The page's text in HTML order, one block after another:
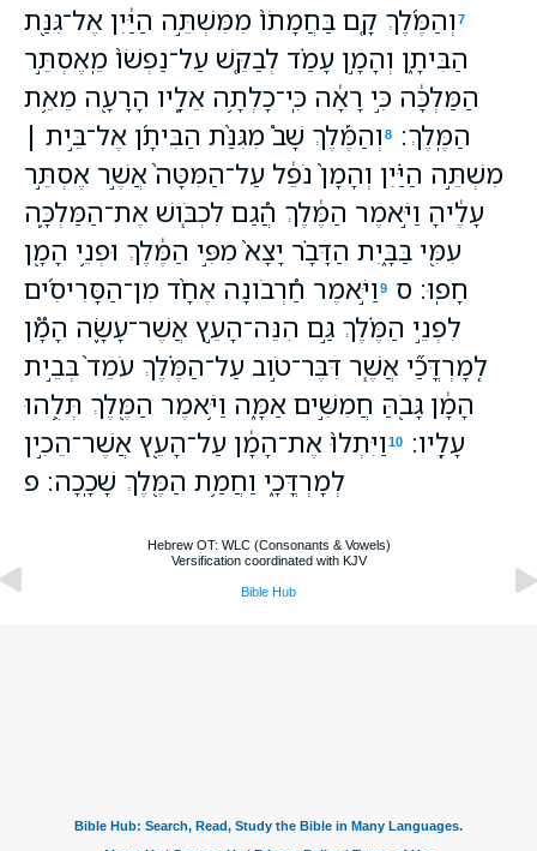
7 וְהַמֶּ֜לֶךְ קָ֤ם בַּחֲמָתֹו֙ מִמִּשְׁתֵּ֣ה הַיַּ֔יִן אֶל־גִּנַּ֖ת
הַבִּיתָ֑ן וְהָמָ֣ן עָמַ֗ד לְבַקֵּ֤שׁ עַל־נַפְשֹׁו֙ מֵֽאֶסְתֵּ֣ר
הַמַּלְכָּ֔ה כִּ֣י רָאָ֔ה כִּֽי־כָלְתָ֥ה אֵלָ֛יו הָרָעָ֖ה מֵאֵ֥ת
הַמֶּֽלֶךְ׃
8 וְהַמֶּ֡לֶךְ שָׁב֩ מִגִּנַּ֨ת הַבִּיתָ֜ן אֶל־בֵּ֣ית ׀
מִשְׁתֵּ֣ה הַיַּ֗יִן וְהָמָן֙ נֹפֵ֔ל עַל־הַמִּטָּה֙ אֲשֶׁ֣ר אֶסְתֵּ֣ר
עָלֶ֔יהָ וַיֹּ֣אמֶר הַמֶּ֔לֶךְ הֲ֠גַם לִכְבֹּ֧ושׁ אֶת־הַמַּלְכָּ֛ה
עִמִּ֖י בַּבָּ֑יִת הַדָּבָ֗ר יָצָא֙ מִפִּ֣י הַמֶּ֔לֶךְ וּפְנֵ֥י הָמָ֖ן
חָפֽוּ׃ ס
9 וַיֹּ֣אמֶר חַ֠רְבֹונָה אֶחָ֨ד מִן־הַסָּרִיסִ֜ים
לִפְנֵ֣י הַמֶּ֗לֶךְ גַּ֣ם הִנֵּה־הָעֵ֣ץ אֲשֶׁר־עָשָׂ֪ה הָמָ֟ן
לְֽמָרְדֳּכַ֞י אֲשֶׁ֧ר דִּבֶּר־טֹ֣וב עַל־הַמֶּ֗לֶךְ עֹמֵד֙ בְּבֵ֣ית
הָמָ֔ן גָּבֹ֖הַּ חֲמִשִּׁ֣ים אַמָּ֑ה וַיֹּ֥אמֶר הַמֶּ֖לֶךְ תְּלֻ֥הוּ
עָלָֽיו׃
10 וַיִּתְלוּ֙ אֶת־הָמָ֔ן עַל־הָעֵ֖ץ אֲשֶׁר־הֵכִ֣ין
לְמָרְדֳּכָ֑י וַחֲמַ֥ת הַמֶּ֖לֶךְ שָׁכָֽכָה׃ פ
Hebrew OT: WLC (Consonants & Vowels)
Versification coordinated with KJV
Bible Hub